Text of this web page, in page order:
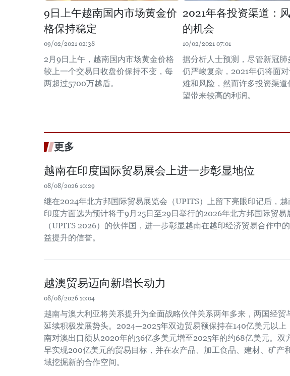
9日上午越南国内市场黄金价
格保持稳定
09/02/2021 02:38
2月9日上午，越南国内市场黄金价格
较上一个交易日收盘价保持不变，每
两超过5700万越盾。
2021年各投资渠道：
的机会
10/02/2021 07:01
据分析人士预测，尽管新冠肺
仍严峻复杂，2021年仍将面对
难和风险，然而许多投资渠道
望带来较高的利润。
更多
越南在印度国际贸易展会上进一步彰显地位
08/08/2026 10:29
继在2024年北方邦国际贸易展览会（UPITS）上留下亮眼印记后，
印度方面选为预计将于9月25日至29日举行的2026年北方邦国际贸易
（UPITS 2026）的伙伴国，进一步彰显越南在越印经济贸易合作中
益提升的信誉。
越澳贸易迈向新增长动力
08/08/2026 10:04
越南与澳大利亚将关系提升为全面战略伙伴关系两年多来，两国经贸
延续积极发展势头。2024—2025年双边贸易额保持在140亿美元以上
南对澳出口额从2020年的36亿多美元增至2025年的约68亿美元。双
早实现200亿美元的贸易目标，并在农产品、加工食品、建材、矿产
域挖掘新的合作空间。